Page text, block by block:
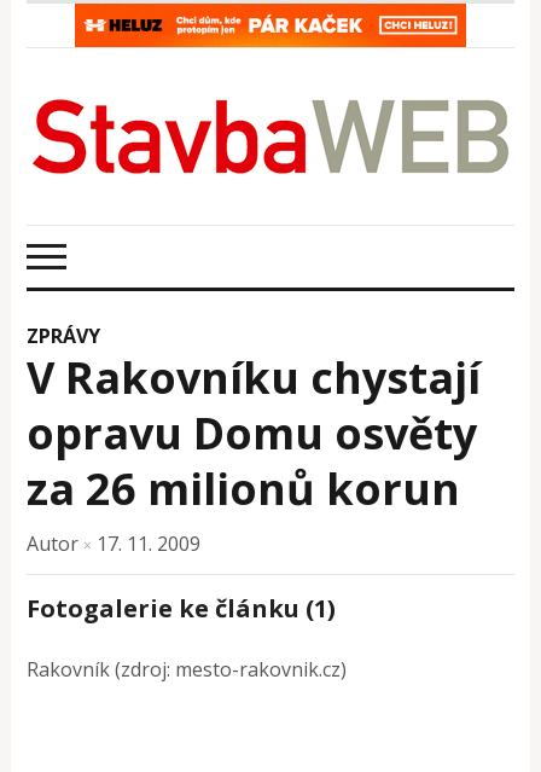
ZPRÁVY
V Rakovníku chystají
opravu Domu osvěty
za 26 milionů korun
Autor × 17. 11. 2009
Fotogalerie ke článku (1)
Rakovník (zdroj: mesto-rakovnik.cz)